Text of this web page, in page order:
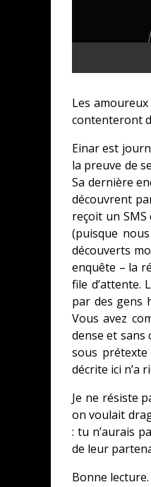
Les
contenteront
Einar est
la preuve de
Sa dernière
découvrent
reçoit un
(puisque
découverts
enquête – la
file d’attente.
par des gens
Vous avez
dense et sans
sous prétexte
décrite ici n’a
Je ne résiste
on voulait
: tu n’aurais
de leur
Bonne lecture.